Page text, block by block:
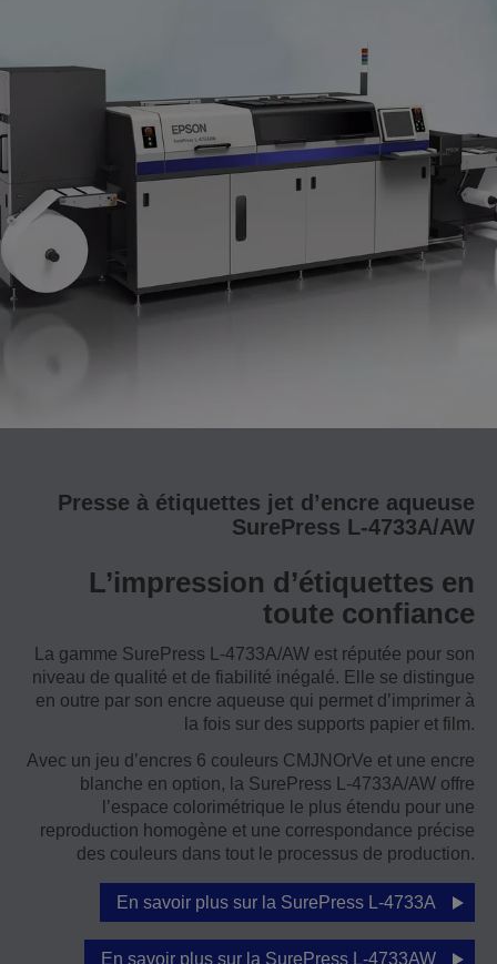
Presse à étiquettes jet d’encre aqueuse
SurePress L-4733A/AW
L’impression d’étiquettes en
toute confiance
La gamme SurePress L-4733A/AW est réputée pour son
niveau de qualité et de fiabilité inégalé. Elle se distingue
en outre par son encre aqueuse qui permet d’imprimer à
la fois sur des supports papier et film.
Avec un jeu d’encres 6 couleurs CMJNOrVe et une encre
blanche en option, la SurePress L-4733A/AW offre
l’espace colorimétrique le plus étendu pour une
reproduction homogène et une correspondance précise
des couleurs dans tout le processus de production.
En savoir plus sur la SurePress L-4733A
En savoir plus sur la SurePress L-4733AW